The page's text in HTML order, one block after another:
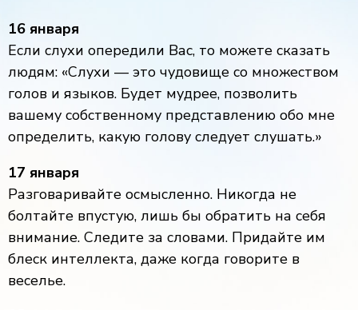
16 января
Если слухи опередили Вас, то можете сказать
людям: «Слухи — это чудовище со множеством
голов и языков. Будет мудрее, позволить
вашему собственному представлению обо мне
определить, какую голову следует слушать.»
17 января
Разговаривайте осмысленно. Никогда не
болтайте впустую, лишь бы обратить на себя
внимание. Следите за словами. Придайте им
блеск интеллекта, даже когда говорите в
веселье.